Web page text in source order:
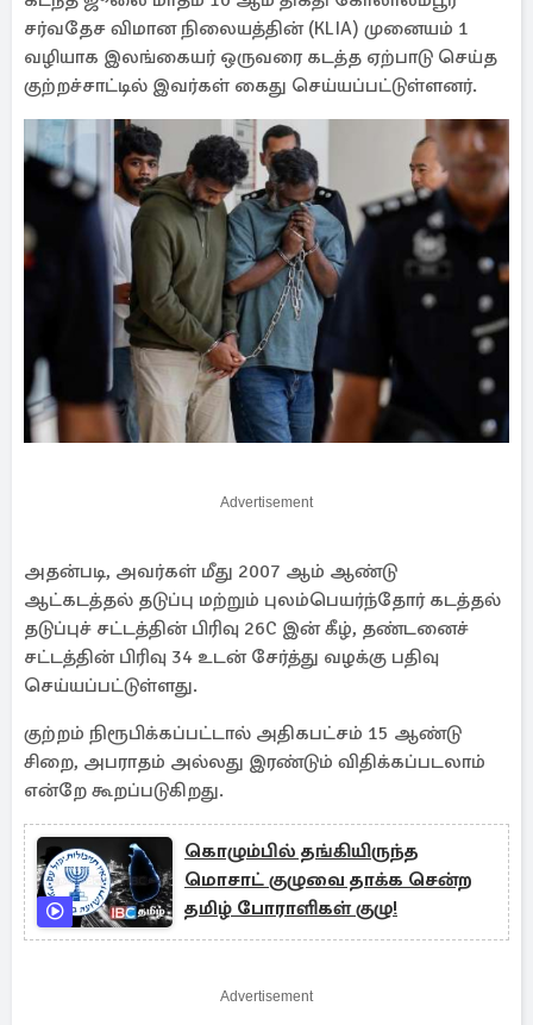
சர்வதேச விமான நிலையத்தின் (KLIA) முனையம் 1
வழியாக இலங்கையர் ஒருவரை கடத்த ஏற்பாடு செய்த
குற்றச்சாட்டில் இவர்கள் கைது செய்யப்பட்டுள்ளனர்.
Advertisement
அதன்படி, அவர்கள் மீது 2007 ஆம் ஆண்டு
ஆட்கடத்தல் தடுப்பு மற்றும் புலம்பெயர்ந்தோர் கடத்தல்
தடுப்புச் சட்டத்தின் பிரிவு 26C இன் கீழ், தண்டனைச்
சட்டத்தின் பிரிவு 34 உடன் சேர்த்து வழக்கு பதிவு
செய்யப்பட்டுள்ளது.
குற்றம் நிரூபிக்கப்பட்டால் அதிகபட்சம் 15 ஆண்டு
சிறை, அபராதம் அல்லது இரண்டும் விதிக்கப்படலாம்
என்றே கூறப்படுகிறது.
கொழும்பில் தங்கியிருந்த
மொசாட் குழுவை தாக்க சென்ற
தமிழ் போராளிகள் குழு!
Advertisement